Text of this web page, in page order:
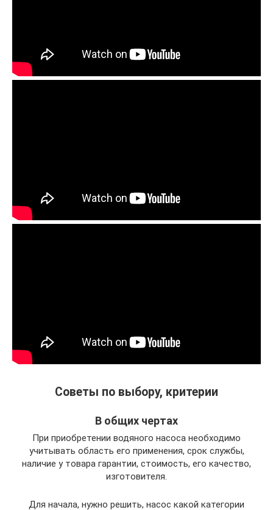
Советы по выбору, критерии
В общих чертах
При приобретении водяного насоса необходимо
учитывать область его применения, срок службы,
наличие у товара гарантии, стоимость, его качество,
изготовителя.
Для начала, нужно решить, насос какой категории